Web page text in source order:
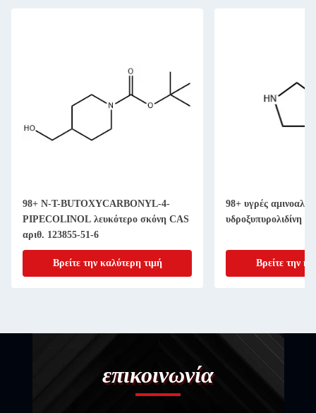
98+ N-T-BUTOXYCARBONYL-4-
PIPECOLINOL λευκότερο σκόνη CAS
αριθ. 123855-51-6
Βρείτε την καλύτερη τιμή
98+ υγρές
υδροξυπυρολιδίνη
Βρείτε την
επικοινωνία